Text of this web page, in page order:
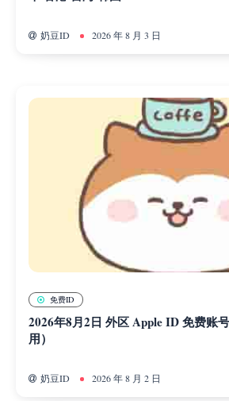
奶豆ID 2026 年 8 月 3 日
免费ID
2026年8月2日 外区 Apple ID 免费账
用）
奶豆ID 2026 年 8 月 2 日